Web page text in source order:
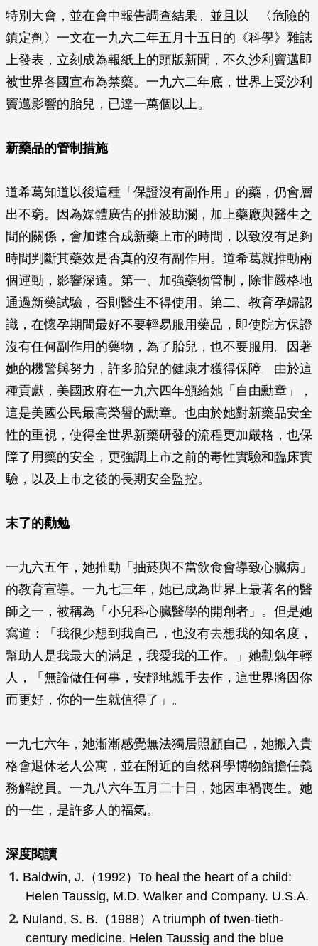
特別大會，並在會中報告調查結果。並且以 〈危險的
鎮定劑〉一文在一九六二年五月十五日的《科學》雜誌
上發表，立刻成為報紙上的頭版新聞，不久沙利竇邁即
被世界各國宣布為禁藥。一九六二年底，世界上受沙利
竇邁影響的胎兒，已達一萬個以上。
新藥品的管制措施
道希葛知道以後這種「保證沒有副作用」的藥，仍會層
出不窮。因為媒體廣告的推波助瀾，加上藥廠與醫生之
間的關係，會加速合成新藥上市的時間，以致沒有足夠
時間判斷其藥效是否真的沒有副作用。道希葛就推動兩
個運動，影響深遠。第一、加強藥物管制，除非嚴格地
通過新藥試驗，否則醫生不得使用。第二、教育孕婦認
識，在懷孕期間最好不要輕易服用藥品，即使院方保證
沒有任何副作用的藥物，為了胎兒，也不要服用。因著
她的機警與努力，許多胎兒的健康才獲得保障。由於這
種貢獻，美國政府在一九六四年頒給她「自由勳章」，
這是美國公民最高榮譽的勳章。也由於她對新藥品安全
性的重視，使得全世界新藥研發的流程更加嚴格，也保
障了用藥的安全，更強調上市之前的毒性實驗和臨床實
驗，以及上市之後的長期安全監控。
末了的勸勉
一九六五年，她推動「抽菸與不當飲食會導致心臟病」
的教育宣導。一九七三年，她已成為世界上最著名的醫
師之一，被稱為「小兒科心臟醫學的開創者」。但是她
寫道：「我很少想到我自己，也沒有去想我的知名度，
幫助人是我最大的滿足，我愛我的工作。」她勸勉年輕
人，「無論做任何事，安靜地親手去作，這世界將因你
而更好，你的一生就值得了」。
一九七六年，她漸漸感覺無法獨居照顧自己，她搬入貴
格會退休老人公寓，並在附近的自然科學博物館擔任義
務解說員。一九八六年五月二十日，她因車禍喪生。她
的一生，是許多人的福氣。
深度閱讀
Baldwin, J.（1992） To heal the heart of a child:
Helen Taussig, M.D. Walker and Company. U.S.A.
Nuland, S. B.（1988）A triumph of twen-tieth-
century medicine. Helen Taussig and the blue